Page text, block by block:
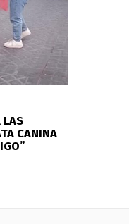
LAS
CANINA